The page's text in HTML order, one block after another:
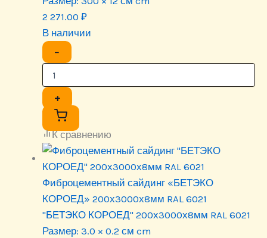
2 271.00 ₽
В наличии
−
+
К сравнению
Фиброцементный сайдинг «БЕТЭКО
КОРОЕД» 200х3000х8мм RAL 6021
"БЕТЭКО КОРОЕД" 200х3000х8мм RAL 6021
Размер: 3.0 × 0.2 см cm